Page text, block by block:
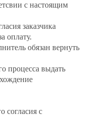
с настоящим
заказчика
оплату.
обязан вернуть
процесса выдать
согласия с